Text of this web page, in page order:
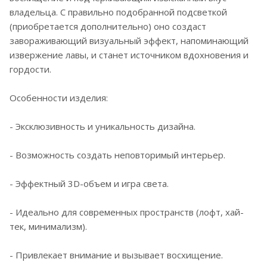
владельца. С правильно подобранной подсветкой
(приобретается дополнительно) оно создаст
завораживающий визуальный эффект, напоминающий
извержение лавы, и станет источником вдохновения и
гордости.
Особенности изделия:
- Эксклюзивность и уникальность дизайна.
- Возможность создать неповторимый интерьер.
- Эффектный 3D-объем и игра света.
- Идеально для современных пространств (лофт, хай-
тек, минимализм).
- Привлекает внимание и вызывает восхищение.